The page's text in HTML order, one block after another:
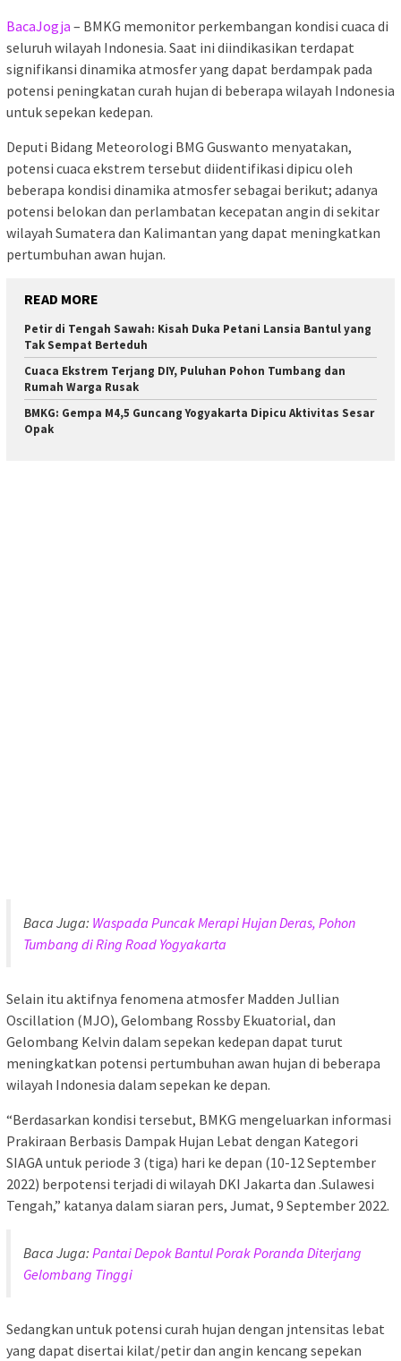
BacaJogja – BMKG memonitor perkembangan kondisi cuaca di
seluruh wilayah Indonesia. Saat ini diindikasikan terdapat
signifikansi dinamika atmosfer yang dapat berdampak pada
potensi peningkatan curah hujan di beberapa wilayah Indonesia
untuk sepekan kedepan.
Deputi Bidang Meteorologi BMG Guswanto menyatakan,
potensi cuaca ekstrem tersebut diidentifikasi dipicu oleh
beberapa kondisi dinamika atmosfer sebagai berikut; adanya
potensi belokan dan perlambatan kecepatan angin di sekitar
wilayah Sumatera dan Kalimantan yang dapat meningkatkan
pertumbuhan awan hujan.
READ MORE
Petir di Tengah Sawah: Kisah Duka Petani Lansia Bantul yang
Tak Sempat Berteduh
Cuaca Ekstrem Terjang DIY, Puluhan Pohon Tumbang dan
Rumah Warga Rusak
BMKG: Gempa M4,5 Guncang Yogyakarta Dipicu Aktivitas Sesar
Opak
Baca Juga: Waspada Puncak Merapi Hujan Deras, Pohon
Tumbang di Ring Road Yogyakarta
Selain itu aktifnya fenomena atmosfer Madden Jullian
Oscillation (MJO), Gelombang Rossby Ekuatorial, dan
Gelombang Kelvin dalam sepekan kedepan dapat turut
meningkatkan potensi pertumbuhan awan hujan di beberapa
wilayah Indonesia dalam sepekan ke depan.
“Berdasarkan kondisi tersebut, BMKG mengeluarkan informasi
Prakiraan Berbasis Dampak Hujan Lebat dengan Kategori
SIAGA untuk periode 3 (tiga) hari ke depan (10-12 September
2022) berpotensi terjadi di wilayah DKI Jakarta dan .Sulawesi
Tengah,” katanya dalam siaran pers, Jumat, 9 September 2022.
Baca Juga: Pantai Depok Bantul Porak Poranda Diterjang
Gelombang Tinggi
Sedangkan untuk potensi curah hujan dengan jntensitas lebat
yang dapat disertai kilat/petir dan angin kencang sepekan